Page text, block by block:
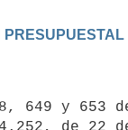
PRESUPUESTAL
649 y 653